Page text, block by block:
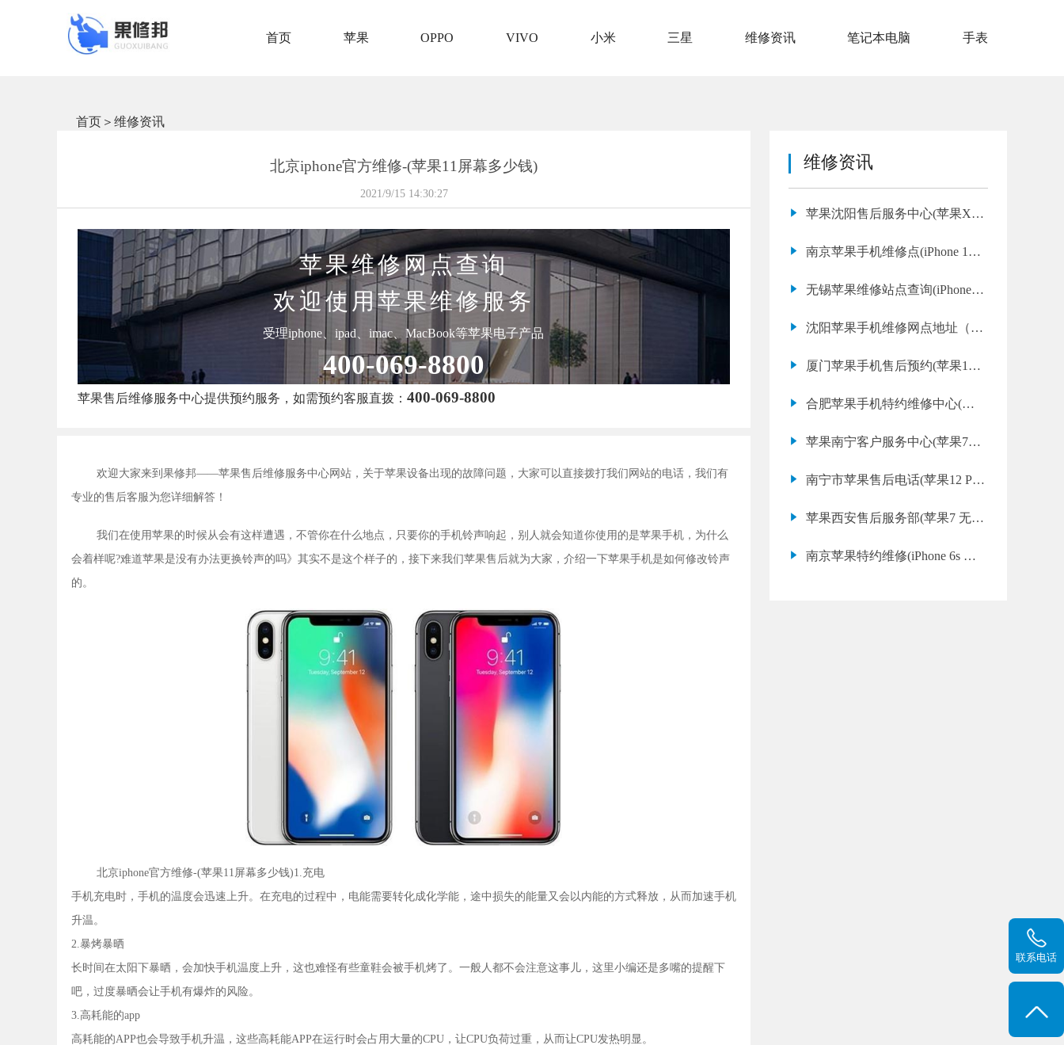
首页 苹果 OPPO VIVO 小米 三星 维修资讯 笔记本电脑 手表
首页 ＞ 维修资讯
北京iphone官方维修-(苹果11屏幕多少钱)
2021/9/15 14:30:27
苹果维修网点查询
欢迎使用苹果维修服务
受理iphone、ipad、imac、MacBook等苹果电子产品
400-069-8800
苹果售后维修服务中心提供预约服务，如需预约客服直拨：400-069-8800
欢迎大家来到果修邦——苹果售后维修服务中心网站，关于苹果设备出现的故障问题，大家可以直接拨打我们网站的电话，我们有
专业的售后客服为您详细解答！
我们在使用苹果的时候从会有这样遭遇，不管你在什么地点，只要你的手机铃声响起，别人就会知道你使用的是苹果手机，为什么
会着样呢?难道苹果是没有办法更换铃声的吗》其实不是这个样子的，接下来我们苹果售后就为大家，介绍一下苹果手机是如何修改铃声
的。
北京iphone官方维修-(苹果11屏幕多少钱)1.充电
手机充电时，手机的温度会迅速上升。在充电的过程中，电能需要转化成化学能，途中损失的能量又会以内能的方式释放，从而加速手机
升温。
2.暴烤暴晒
长时间在太阳下暴晒，会加快手机温度上升，这也难怪有些童鞋会被手机烤了。一般人都不会注意这事儿，这里小编还是多嘴的提醒下
吧，过度暴晒会让手机有爆炸的风险。
3.高耗能的app
高耗能的APP也会导致手机升温，这些高耗能APP在运行时会占用大量的CPU，让CPU负荷过重，从而让CPU发热明显。
维修资讯
苹果沈阳售后服务中心(苹果XR
南京苹果手机维修点(iPhone 14
无锡苹果维修站点查询(iPhone
沈阳苹果手机维修网点地址（苹
厦门苹果手机售后预约(苹果12
合肥苹果手机特约维修中心(苹
苹果南宁客户服务中心(苹果7
南宁市苹果售后电话(苹果12 Pro
苹果西安售后服务部(苹果7 无线
南京苹果特约维修(iPhone 6s 进
联系电话